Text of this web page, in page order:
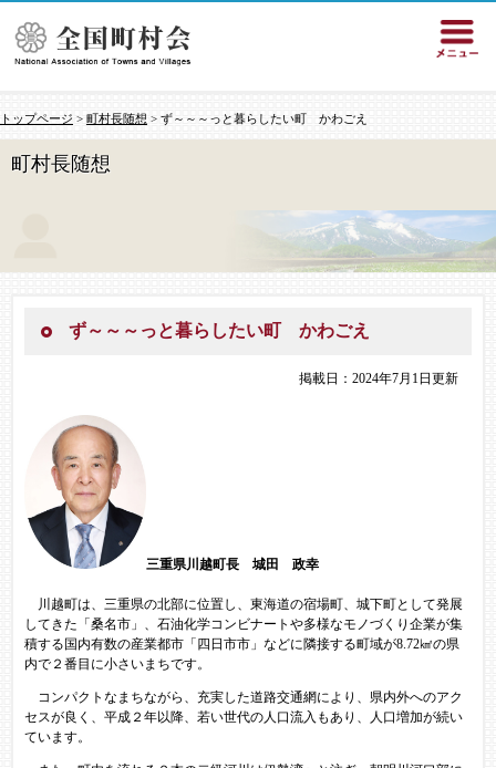
トップページ > 町村長随想 > ず～～～っと暮らしたい町 かわごえ
町村長随想
ず～～～っと暮らしたい町 かわごえ
掲載日：2024年7月1日更新
三重県川越町長 城田 政幸
川越町は、三重県の北部に位置し、東海道の宿場町、城下町として発展
してきた「桑名市」、石油化学コンビナートや多様なモノづくり企業が集
積する国内有数の産業都市「四日市市」などに隣接する町域が8.72㎢の県
内で２番目に小さいまちです。
コンパクトなまちながら、充実した道路交通網により、県内外へのアク
セスが良く、平成２年以降、若い世代の人口流入もあり、人口増加が続い
ています。